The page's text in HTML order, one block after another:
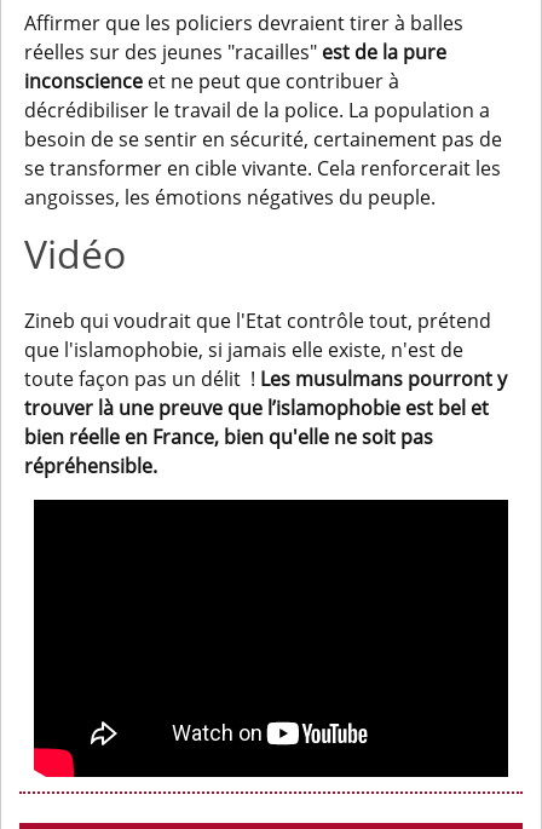
Affirmer que les policiers devraient tirer à balles
réelles sur des jeunes "racailles" est de la pure
inconscience et ne peut que contribuer à
décrédibiliser le travail de la police. La population a
besoin de se sentir en sécurité, certainement pas de
se transformer en cible vivante. Cela renforcerait les
angoisses, les émotions négatives du peuple.
Vidéo
Zineb qui voudrait que l'Etat contrôle tout, prétend
que l'islamophobie, si jamais elle existe, n'est de
toute façon pas un délit ! Les musulmans pourront y
trouver là une preuve que l’islamophobie est bel et
bien réelle en France, bien qu'elle ne soit pas
répréhensible.